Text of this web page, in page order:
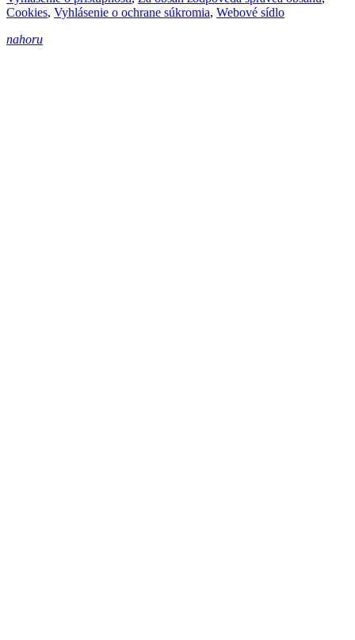
Cookies, Vyhlásenie o ochrane súkromia, Webové sídlo
nahoru